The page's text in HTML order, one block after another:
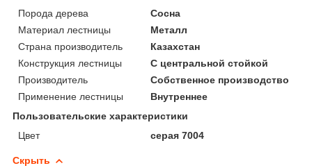
Порода дерева
Сосна
Материал лестницы
Металл
Страна производитель
Казахстан
Конструкция лестницы
С центральной стойкой
Производитель
Собственное производство
Применение лестницы
Внутреннее
Пользовательские характеристики
Цвет
серая 7004
Скрыть